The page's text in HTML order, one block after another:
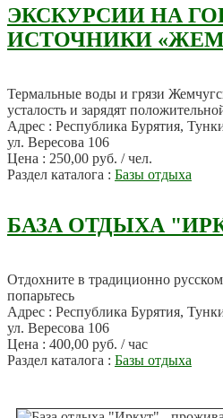
ЭКСКУРСИИ НА
ИСТОЧНИКИ
Термальные воды и грязи
усталость и зарядят
Адрес : Республика Бурятия,
ул. Вересова 106
Цена : 250,00 руб. / чел.
Раздел каталога : Базы отдыха
БАЗА ОТДЫХА
Отдохните в традиционно
попарьтесь
Адрес : Республика Бурятия,
ул. Вересова 106
Цена : 400,00 руб. / час
Раздел каталога : Базы отдыха